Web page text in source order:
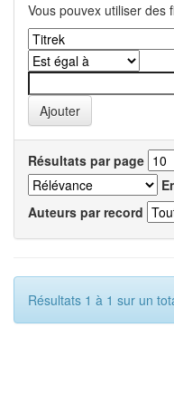
Vous pouvex utiliser des
Résultats par page
Auteurs par record
Résultats 1 à 1 sur un